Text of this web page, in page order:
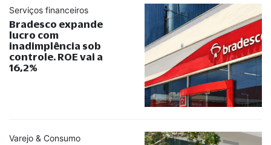
Serviços financeiros
Bradesco expande
lucro com
inadimplência sob
controle. ROE vai a
16,2%
Varejo & Consumo